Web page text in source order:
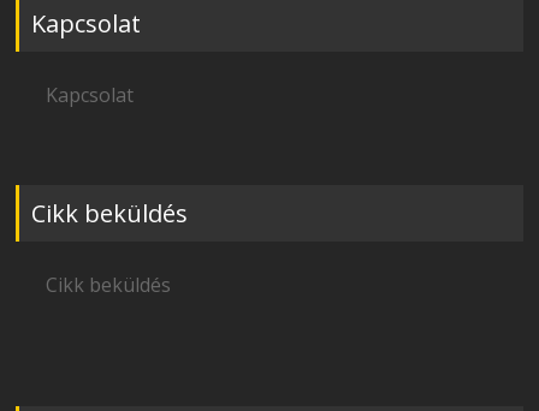
Kapcsolat
Kapcsolat
Cikk beküldés
Cikk beküldés